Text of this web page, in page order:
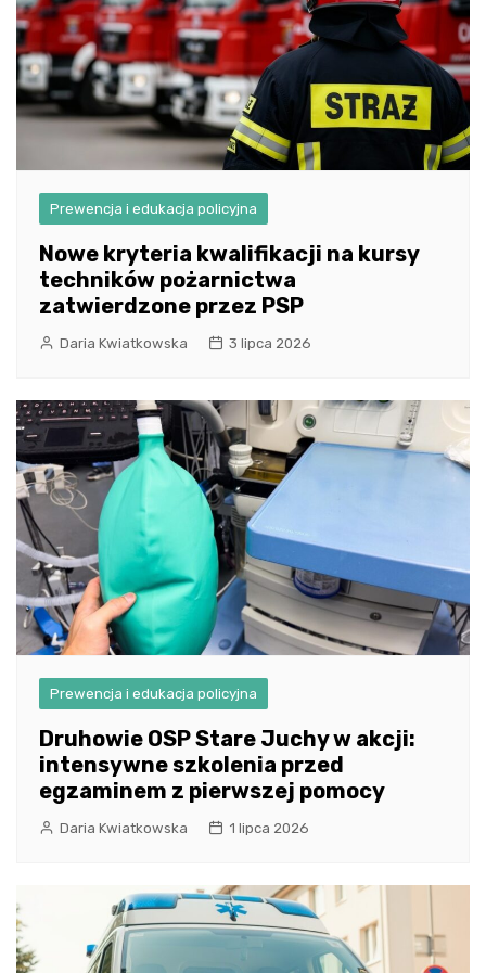
Prewencja i edukacja policyjna
Nowe kryteria kwalifikacji na kursy
techników pożarnictwa
zatwierdzone przez PSP
Daria Kwiatkowska 3 lipca 2026
Prewencja i edukacja policyjna
Druhowie OSP Stare Juchy w akcji:
intensywne szkolenia przed
egzaminem z pierwszej pomocy
Daria Kwiatkowska 1 lipca 2026